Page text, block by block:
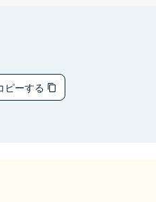
ピーする